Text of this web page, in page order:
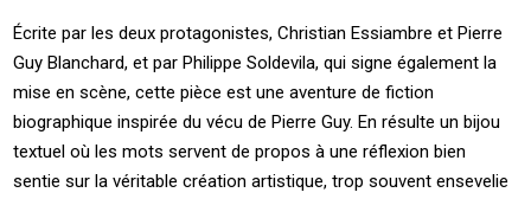
Écrite par les deux protagonistes, Christian Essiambre et Pierre
Guy Blanchard, et par Philippe Soldevila, qui signe également la
mise en scène, cette pièce est une aventure de fiction
biographique inspirée du vécu de Pierre Guy. En résulte un bijou
textuel où les mots servent de propos à une réflexion bien
sentie sur la véritable création artistique, trop souvent ensevelie